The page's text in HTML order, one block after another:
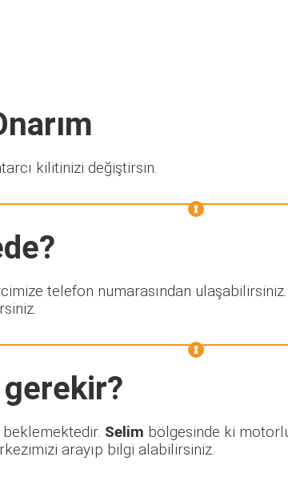
kilitinizi değiştirsin.
telefon numarasından
Selim bölgesinde ki
arayıp bilgi alabilirsiniz.